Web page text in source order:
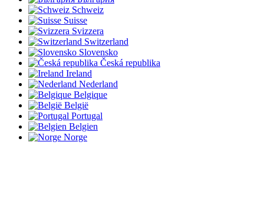
Schweiz
Suisse
Svizzera
Switzerland
Slovensko
Česká republika
Ireland
Nederland
Belgique
België
Portugal
Belgien
Norge